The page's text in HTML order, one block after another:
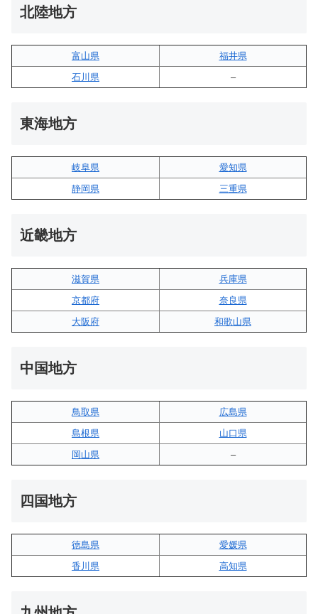
北陸地方
富山県
福井県
石川県
–
東海地方
岐阜県
愛知県
静岡県
三重県
近畿地方
滋賀県
兵庫県
京都府
奈良県
大阪府
和歌山県
中国地方
鳥取県
広島県
島根県
山口県
岡山県
–
四国地方
徳島県
愛媛県
香川県
高知県